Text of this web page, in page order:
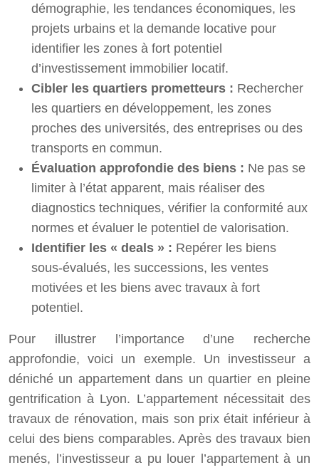
démographie, les tendances économiques, les
projets urbains et la demande locative pour
identifier les zones à fort potentiel
d’investissement immobilier locatif.
Cibler les quartiers prometteurs : Rechercher
les quartiers en développement, les zones
proches des universités, des entreprises ou des
transports en commun.
Évaluation approfondie des biens : Ne pas se
limiter à l’état apparent, mais réaliser des
diagnostics techniques, vérifier la conformité aux
normes et évaluer le potentiel de valorisation.
Identifier les « deals » : Repérer les biens
sous-évalués, les successions, les ventes
motivées et les biens avec travaux à fort
potentiel.
Pour illustrer l’importance d’une recherche
approfondie, voici un exemple. Un investisseur a
déniché un appartement dans un quartier en pleine
gentrification à Lyon. L’appartement nécessitait des
travaux de rénovation, mais son prix était inférieur à
celui des biens comparables. Après des travaux bien
menés, l’investisseur a pu louer l’appartement à un